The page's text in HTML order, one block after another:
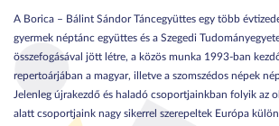
A Borica – Bálint Sándor Táncegyüttes egy több
gyermek néptánc együttes és a Szegedi
összefogásával jött létre, a közös munka 1993-ban
repertoárjában a magyar, illetve a szomszédos népek
Jelenleg újrakezdő és haladó csoportjainkban folyik az
alatt csoportjaink nagy sikerrel szerepeltek Európa